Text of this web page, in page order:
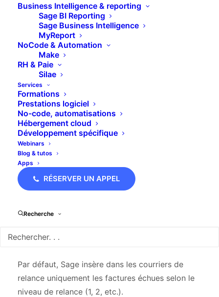
Business Intelligence & reporting
Sage BI Reporting
Sage Business Intelligence
MyReport
NoCode & Automation
Make
RH & Paie
Silae
Services
Formations
Prestations logiciel
No-code, automatisations
Hébergement cloud
Développement spécifique
Webinars
Blog & tutos
Apps
RÉSERVER UN APPEL
Recherche
Une fonctionnalité trop
souvent ignorée
Sage Recouvrement Client (SRC)
puissant pour automatiser et structurer vos
relances clients.
Mais connaissez-vous l’option
non échus »
Activable dans le menu
avancées, elle permet de rendre vos courriers de
relance
option ?
Par défaut, Sage insère dans les courriers de
relance uniquement les factures échues selon le
niveau de relance (1, 2, etc.).